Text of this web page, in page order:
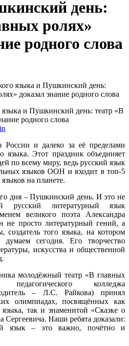
день:
ролях»
родного слова
языка и Пушкинский день:
доказал знание родного слова
и далеко за её пределами
языка. Этот праздник объединяет
по всему миру, ведь русский язык
языков ООН и входит в топ-5
на планете.
дня – Пушкинский день. И это не
русский литературный язык
великого поэта Александра
просто литературный гений, а
создатель того языка, на котором
сегодня. Его творчество
искусства и общественной
молодёжный театр «В главных
колледжа
– Л.С. Райкова) принял
олимпиадах, посвящённых как
так и знаменитой «Сказке о
Сергеевича. Наши ребята доказали:
язык – это важно, почётно и